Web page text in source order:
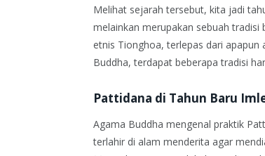
Melihat sejarah tersebut, kita jadi
melainkan merupakan sebuah
etnis Tionghoa, terlepas dari apapun
Buddha, terdapat beberapa tradisi
Pattidana di Tahun Baru
Agama Buddha mengenal praktik
terlahir di alam menderita agar